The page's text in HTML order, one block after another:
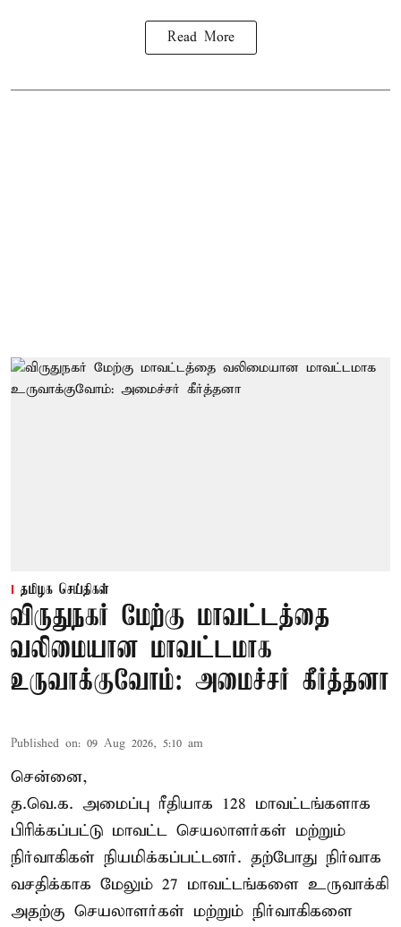
Read More
தமிழக செய்திகள்
விருதுநகர் மேற்கு மாவட்டத்தை
வலிமையான மாவட்டமாக
உருவாக்குவோம்: அமைச்சர் கீர்த்தனா
Published on: 09 Aug 2026, 5:10 am
சென்னை,
த.வெ.க. அமைப்பு ரீதியாக 128 மாவட்டங்களாக
பிரிக்கப்பட்டு மாவட்ட செயலாளர்கள் மற்றும்
நிர்வாகிகள் நியமிக்கப்பட்டனர். தற்போது நிர்வாக
வசதிக்காக மேலும் 27 மாவட்டங்களை உருவாக்கி
அதற்கு செயலாளர்கள் மற்றும் நிர்வாகிகளை